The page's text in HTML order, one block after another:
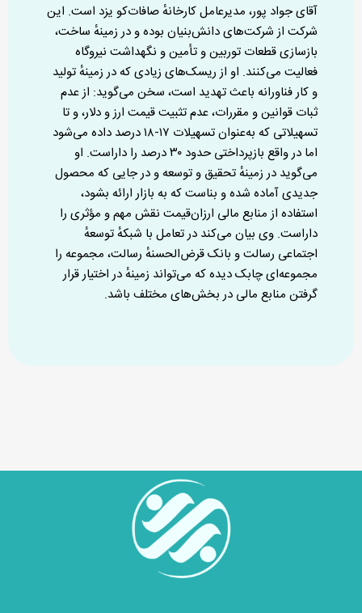
آقای جواد پور، مدیرعامل کارخانهٔ صافات‌کو یزد است. این
شرکت از شرکت‌های دانش‌بنیان بوده و در زمینهٔ ساخت،
بازسازی قطعات توربین و تأمین و نگهداشت نیروگاه
فعالیت می‌کنند. او از ریسک‌های زیادی که در زمینهٔ تولید
و کار فناورانه باعث تهدید است، سخن می‌گوید: از عدم
ثبات قوانین و مقررات، عدم تثبیت قیمت ارز و دلار، و تا
تسهیلاتی که به‌عنوان تسهیلات ۱۷-۱۸ درصد داده می‌شود
اما در واقع بازپرداختی حدود ۳۰ درصد را داراست. او
می‌گوید در زمینهٔ تحقیق و توسعه و در جایی که محصول
جدیدی آماده شده و بناست که به بازار ارائه بشود،
استفاده از منابع مالی ارزان‌قیمت نقش مهم و مؤثری را
داراست. وی بیان می‌کند در تعامل با شبکهٔ توسعهٔ
اجتماعی رسالت و بانک قرض‌الحسنهٔ رسالت، مجموعه را
مجموعه‌ای چابک دیده که می‌تواند زمینهٔ در اختیار قرار
گرفتن منابع مالی در بخش‌های مختلف باشد.